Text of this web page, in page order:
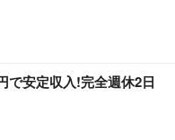
で安定収入!完全週休2日